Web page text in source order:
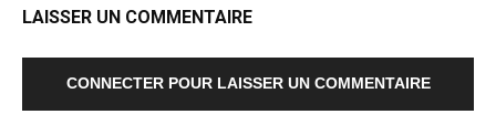
LAISSER UN COMMENTAIRE
CONNECTER POUR LAISSER UN COMMENTAIRE